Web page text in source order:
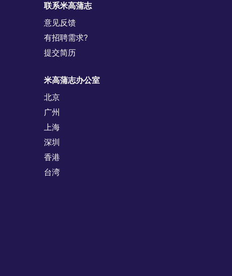
联系米高蒲志
意见反馈
有招聘需求?
提交简历
米高蒲志办公室
北京
广州
上海
深圳
香港
台湾